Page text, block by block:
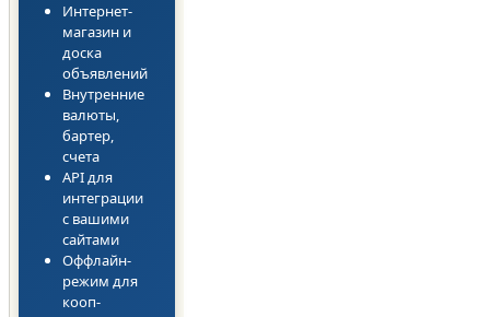
Интернет-
магазин и
доска
объявлений
Внутренние
валюты,
бартер,
счета
API для
интеграции
с вашими
сайтами
Оффлайн-
режим для
кооп-